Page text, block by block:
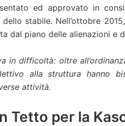
ed approvato in
dello stabile. Nell’ottobre
dal piano delle alienazioni e
in difficoltà: oltre
alla struttura hanno
attività.
Tetto per la